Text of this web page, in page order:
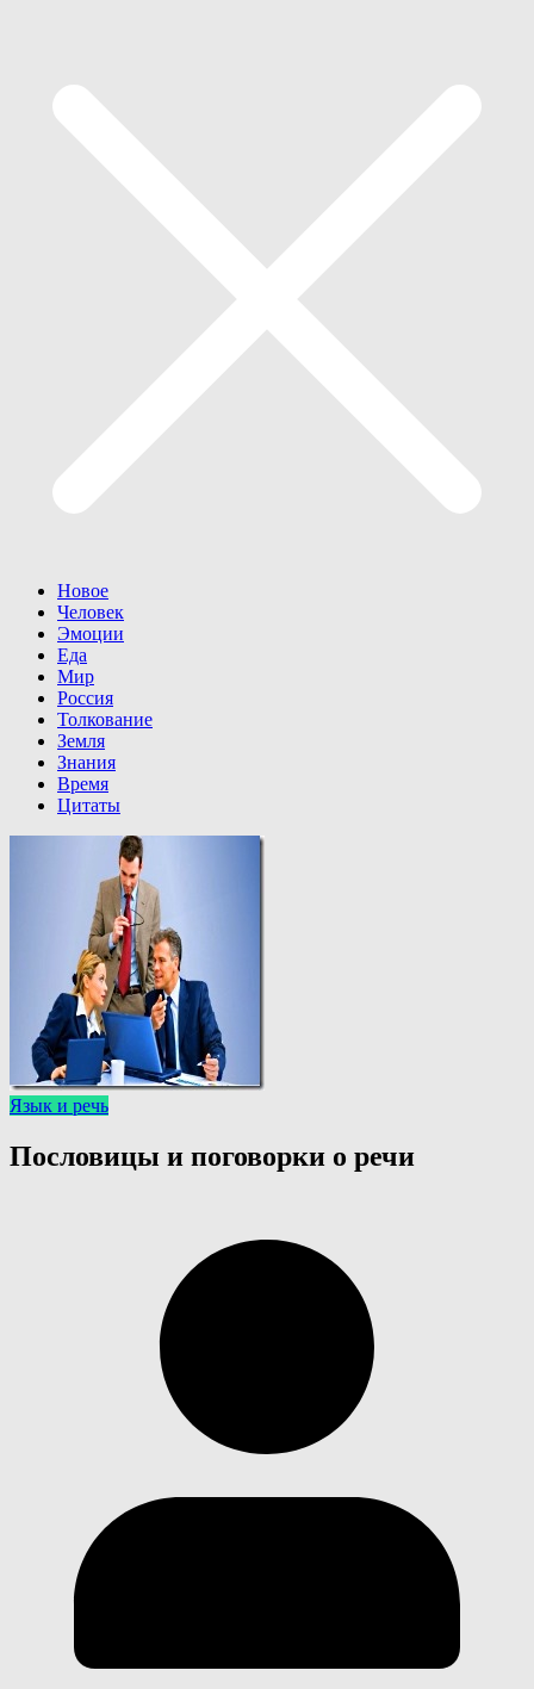
Новое
Человек
Эмоции
Еда
Мир
Россия
Толкование
Земля
Знания
Время
Цитаты
Язык и речь
Пословицы и поговорки о речи